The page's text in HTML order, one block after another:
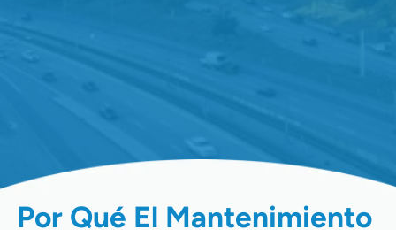
Por Qué El Mantenimiento